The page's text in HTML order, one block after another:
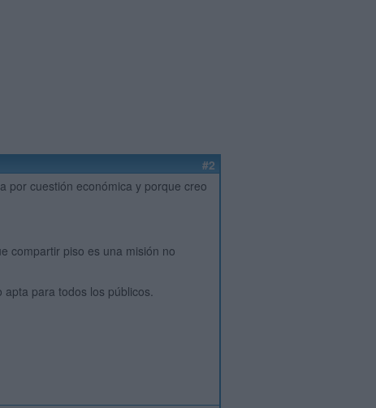
#2
por cuestión económica y porque creo
compartir piso es una misión no
para todos los públicos.